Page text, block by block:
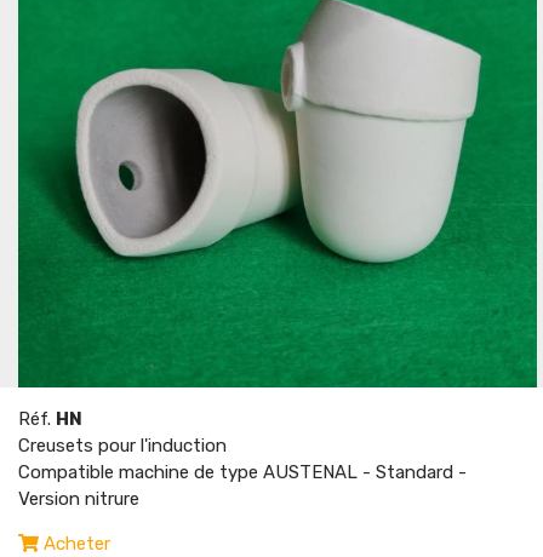
Réf. HN
Creusets pour l'induction
Compatible machine de type AUSTENAL - Standard -
Version nitrure
Acheter